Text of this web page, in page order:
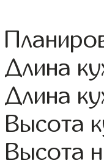
Длина
Длина
Высота
Высота